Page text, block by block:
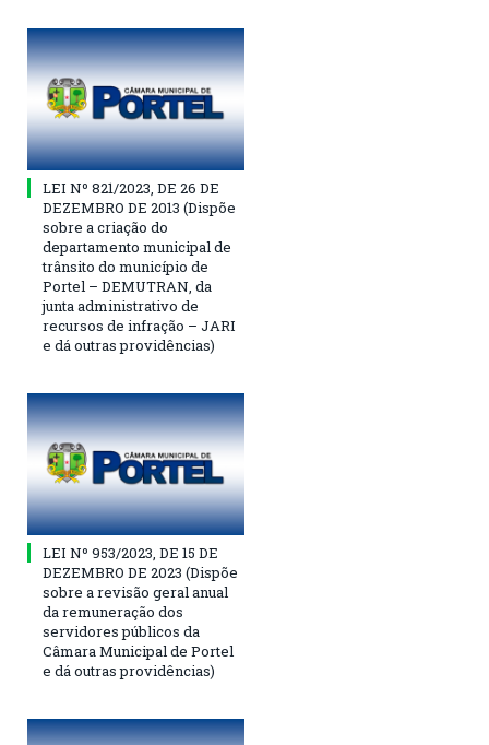
LEI Nº 821/2023, DE 26 DE
DEZEMBRO DE 2013 (Dispõe
sobre a criação do
departamento municipal de
trânsito do município de
Portel – DEMUTRAN, da
junta administrativo de
recursos de infração – JARI
e dá outras providências)
LEI Nº 953/2023, DE 15 DE
DEZEMBRO DE 2023 (Dispõe
sobre a revisão geral anual
da remuneração dos
servidores públicos da
Câmara Municipal de Portel
e dá outras providências)